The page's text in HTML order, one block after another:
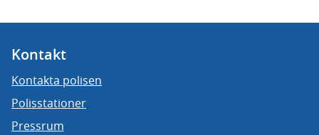
Kontakt
Kontakta polisen
Polisstationer
Pressrum